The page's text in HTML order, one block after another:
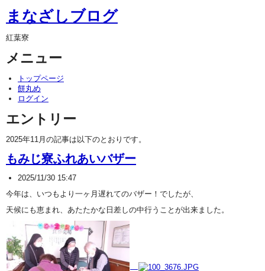
まなざしブログ
紅葉寮
メニュー
トップページ
餅丸め
ログイン
エントリー
2025年11月の記事は以下のとおりです。
もみじ寮ふれあいバザー
2025/11/30 15:47
今年は、いつもより一ヶ月遅れてのバザー！でしたが、
天候にも恵まれ、あたたかな日差しの中行うことが出来ました。